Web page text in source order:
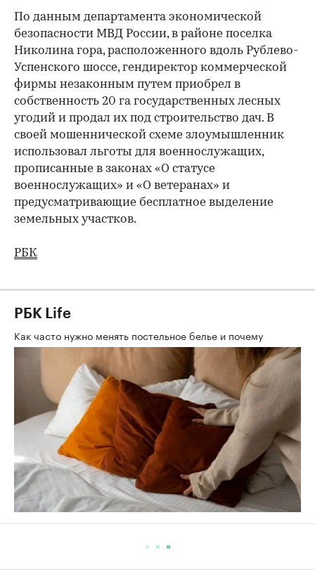
По данным департамента экономической
безопасности МВД России, в районе поселка
Николина гора, расположенного вдоль Рублево-
Успенского шоссе, гендиректор коммерческой
фирмы незаконным путем приобрел в
собственность 20 га государственных лесных
угодий и продал их под строительство дач. В
своей мошеннической схеме злоумышленник
использовал льготы для военнослужащих,
прописанные в законах «О статусе
военнослужащих» и «О ветеранах» и
предусматривающие бесплатное выделение
земельных участков.
РБК
РБК Life
Как часто нужно менять постельное белье и почему